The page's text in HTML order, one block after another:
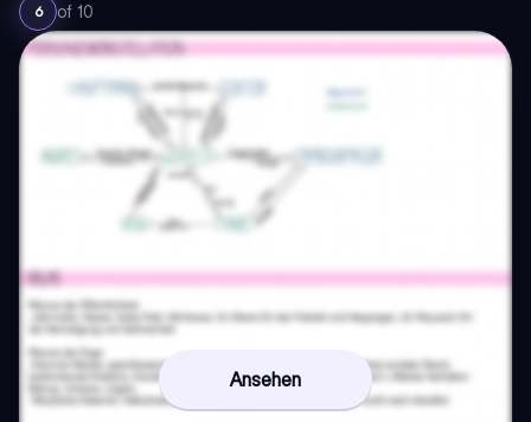
6 of 10
Ansehen